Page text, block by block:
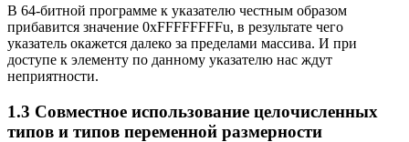
В 64-битной программе к указателю честным образом
прибавится значение 0xFFFFFFFFu, в результате чего
указатель окажется далеко за пределами массива. И при
доступе к элементу по данному указателю нас ждут
неприятности.
1.3 Совместное использование целочисленных
типов и типов переменной размерности